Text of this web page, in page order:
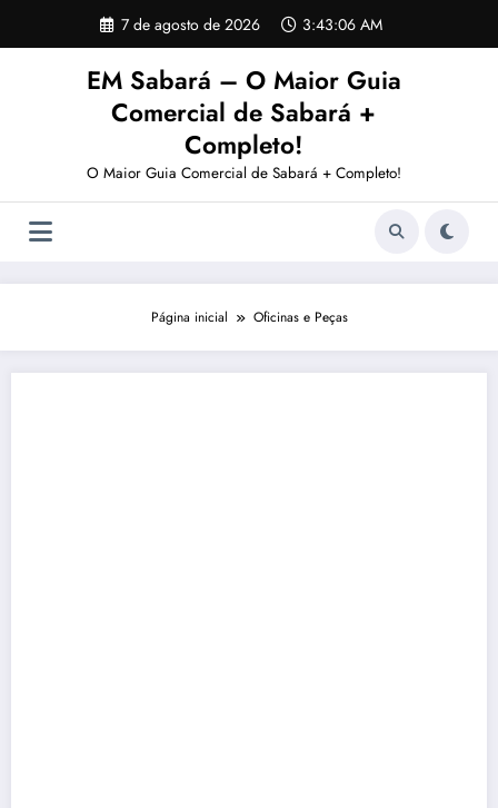
o
7 de agosto de 2026 3:43:07 AM
EM Sabará – O Maior Guia
Comercial de Sabará +
Completo!
O Maior Guia Comercial de Sabará + Completo!
Página inicial Oficinas e Peças